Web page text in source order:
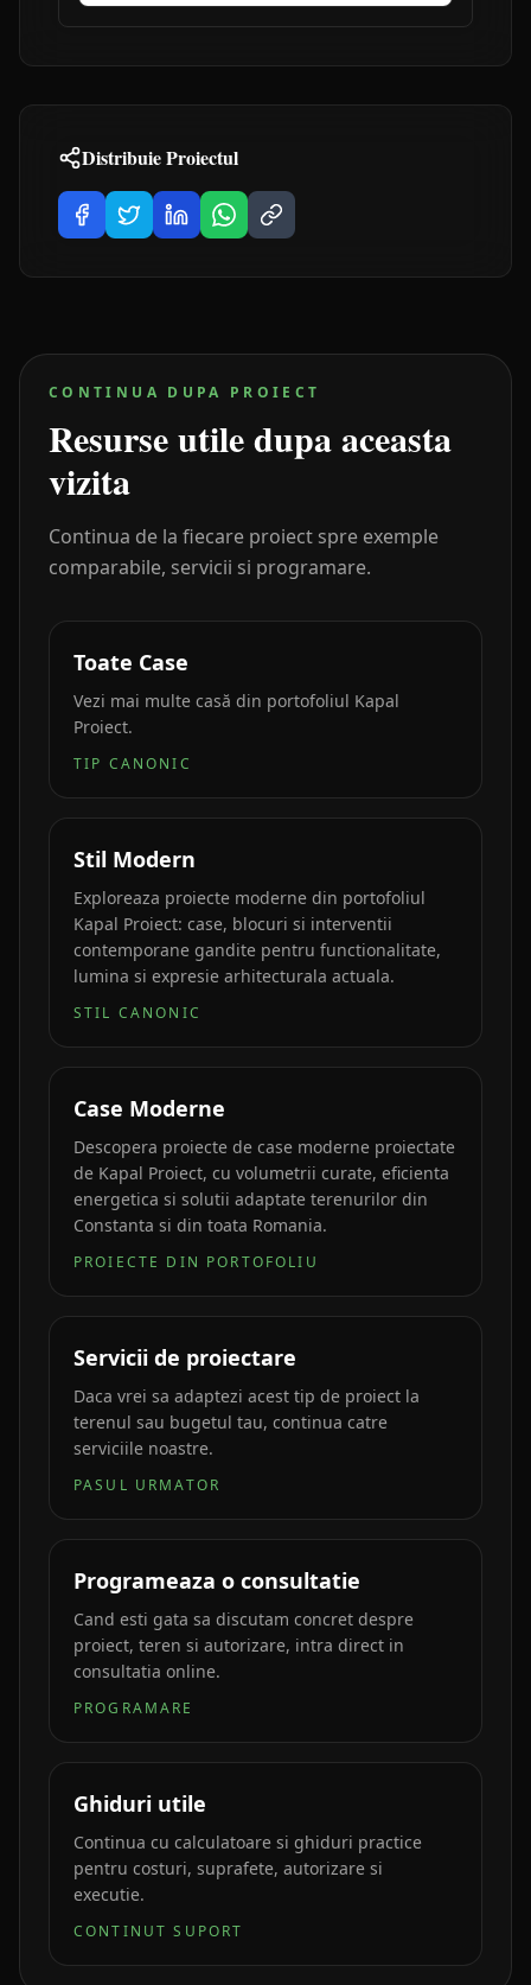
Distribuie Proiectul
CONTINUA DUPA PROIECT
Resurse utile dupa aceasta
vizita
Continua de la fiecare proiect spre exemple
comparabile, servicii si programare.
Toate Case
Vezi mai multe casă din portofoliul Kapal
Proiect.
TIP CANONIC
Stil Modern
Exploreaza proiecte moderne din portofoliul
Kapal Proiect: case, blocuri si interventii
contemporane gandite pentru functionalitate,
lumina si expresie arhitecturala actuala.
STIL CANONIC
Case Moderne
Descopera proiecte de case moderne proiectate
de Kapal Proiect, cu volumetrii curate, eficienta
energetica si solutii adaptate terenurilor din
Constanta si din toata Romania.
PROIECTE DIN PORTOFOLIU
Servicii de proiectare
Daca vrei sa adaptezi acest tip de proiect la
terenul sau bugetul tau, continua catre
serviciile noastre.
PASUL URMATOR
Programeaza o consultatie
Cand esti gata sa discutam concret despre
proiect, teren si autorizare, intra direct in
consultatia online.
PROGRAMARE
Ghiduri utile
Continua cu calculatoare si ghiduri practice
pentru costuri, suprafete, autorizare si
executie.
CONTINUT SUPORT